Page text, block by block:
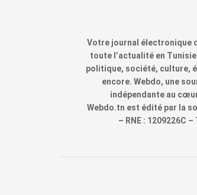
Votre journal électronique
toute l’actualité en
politique, société, culture,
encore. Webdo, une
indépendante au
Webdo.tn est édité par la
– RNE : 1209226C